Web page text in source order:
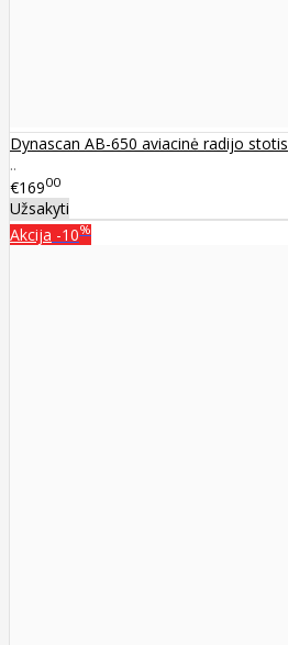
Dynascan AB-650 aviacinė radijo stotis
..
€16900
Užsakyti
Akcija -10%